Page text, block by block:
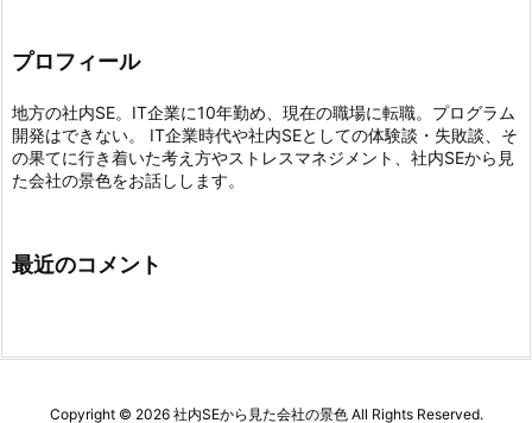
プロフィール
地方の社内SE。IT企業に10年勤め、現在の職場に転職。プログラム
開発はできない。 IT企業時代や社内SEとしての体験談・失敗談、そ
の果てに行き着いた考え方やストレスマネジメント、社内SEから見
た会社の景色をお話しします。
最近のコメント
Copyright © 2026 社内SEから見た会社の景色All Rights Reserved.